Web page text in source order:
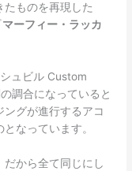
ものを再現した
マーフィー・ラッカ
ュビル Custom
調合になっていると
グが進行するアコ
なっています。
だから全て同じにし